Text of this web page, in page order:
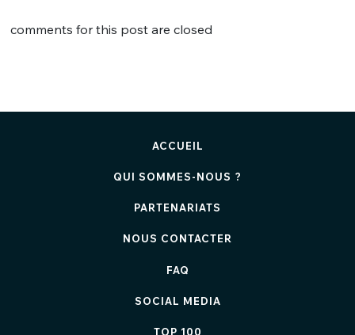
comments for this post are closed
ACCUEIL
QUI SOMMES-NOUS ?
PARTENARIATS
NOUS CONTACTER
FAQ
SOCIAL MEDIA
TOP 100